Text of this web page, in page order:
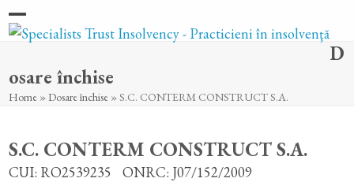
Skip
toOpen
menu
Close
menu
D
osare închise
Home »Dosare închise »S.C. CONTERM CONSTRUCT S.A.
S.C. CONTERM CONSTRUCT S.A.
CUI: RO2539235
ONRC: J07/152/2009